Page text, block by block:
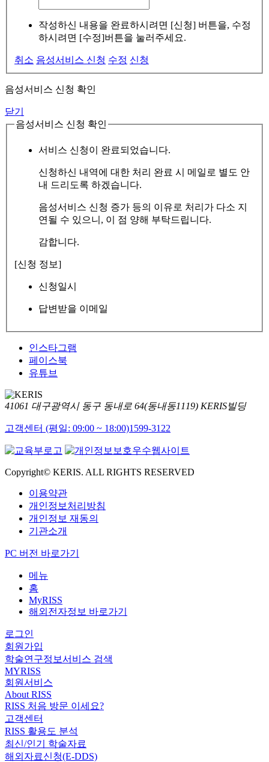
작성하신 내용을 완료하시려면 [신청] 버튼을, 수정
하시려면 [수정]버튼을 눌러주세요.
취소 음성서비스 신청 수정 신청
음성서비스 신청 확인
닫기
음성서비스 신청 확인
서비스 신청이 완료되었습니다.
신청하신 내역에 대한 처리 완료 시 메일로 별도 안
내 드리도록 하겠습니다.
음성서비스 신청 증가 등의 이유로 처리가 다소 지
연될 수 있으니, 이 점 양해 부탁드립니다.
감합니다.
[신청 정보]
신청일시
답변받을 이메일
인스타그램
페이스북
유튜브
41061 대구광역시 동구 동내로 64(동내동1119) KERIS빌딩
고객센터 (평일: 09:00 ~ 18:00)1599-3122
Copyright© KERIS. ALL RIGHTS RESERVED
이용약관
개인정보처리방침
개인정보 재동의
기관소개
PC 버전 바로가기
메뉴
홈
MyRISS
해외전자정보 바로가기
로그인
회원가입
학술연구정보서비스 검색
MYRISS
회원서비스
About RISS
RISS 처음 방문 이세요?
고객센터
RISS 활용도 분석
최신/인기 학술자료
해외자료신청(E-DDS)